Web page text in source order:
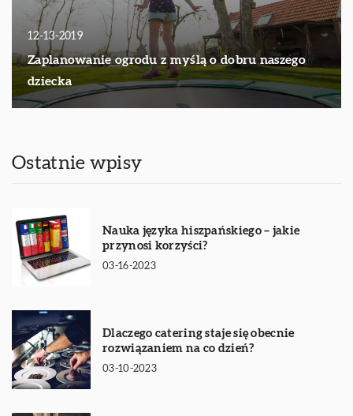
12-13-2019
Zaplanowanie ogrodu z myślą o dobru naszego
dziecka
Ostatnie wpisy
Nauka języka hiszpańskiego – jakie
przynosi korzyści?
03-16-2023
Dlaczego catering staje się obecnie
rozwiązaniem na co dzień?
03-10-2023